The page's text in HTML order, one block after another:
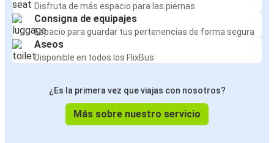
Disfruta de más espacio para las piernas
Consigna de equipajes
Espacio para guardar tus pertenencias de forma segura
Aseos
Disponible en todos los FlixBus
¿Es la primera vez que viajas con nosotros?
Más sobre nuestro servicio